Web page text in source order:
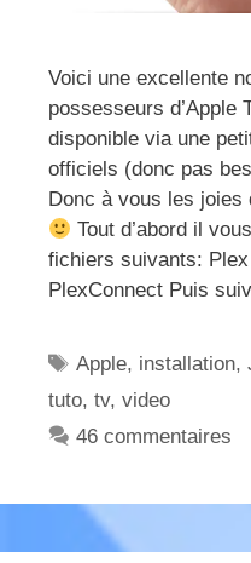
Voici une excellente
possesseurs d’Apple
disponible via une
officiels (donc pas
Donc à vous les joies
Tout d’abord il
fichiers suivants:
PlexConnect Puis
Étiquettes
Apple, installation,
tuto, tv, video
46 commentaires